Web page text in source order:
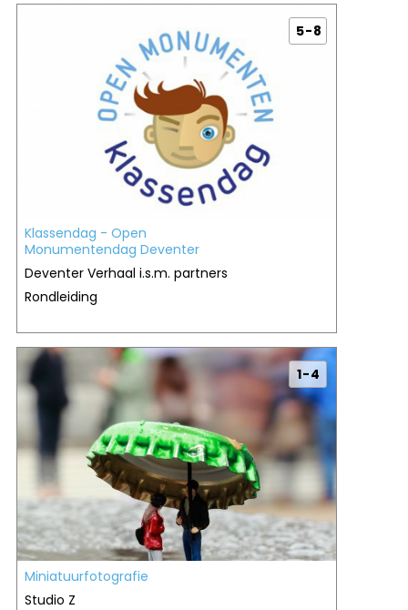
5 - 8
Klassendag - Open
Monumentendag Deventer
Deventer Verhaal i.s.m. partners
Rondleiding
1 - 4
Miniatuurfotografie
Studio Z